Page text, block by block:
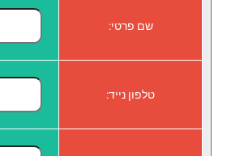
שם פרטי:
טלפון נייד: